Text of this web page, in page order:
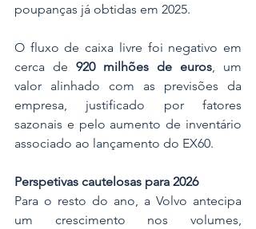
poupanças já obtidas em 2025.
O fluxo de caixa livre foi negativo em
cerca de 920 milhões de euros, um
valor alinhado com as previsões da
empresa, justificado por fatores
sazonais e pelo aumento de inventário
associado ao lançamento do EX60.
Perspetivas cautelosas para 2026
Para o resto do ano, a Volvo antecipa
um crescimento nos volumes,